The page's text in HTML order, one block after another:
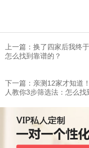
上一篇：​换了四家后我终
怎么找到靠谱的？
下一篇：​亲测12家才知道
人教你3步筛选法：怎么找